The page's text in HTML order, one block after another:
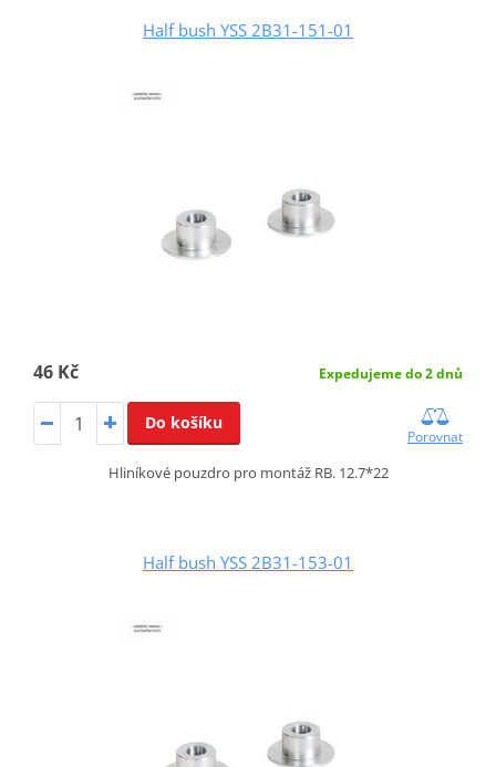
Half bush YSS 2B31-151-01
46 Kč Expedujeme do 2 dnů
Do košíku
Porovnat
Hliníkové pouzdro pro montáž RB. 12.7*22
Half bush YSS 2B31-153-01